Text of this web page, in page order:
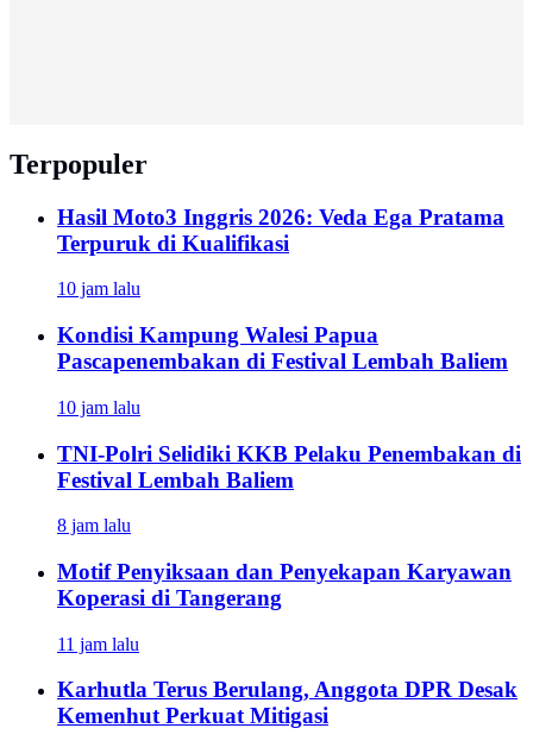
Terpopuler
Hasil Moto3 Inggris 2026: Veda Ega Pratama
Terpuruk di Kualifikasi
10 jam lalu
Kondisi Kampung Walesi Papua
Pascapenembakan di Festival Lembah Baliem
10 jam lalu
TNI-Polri Selidiki KKB Pelaku Penembakan di
Festival Lembah Baliem
8 jam lalu
Motif Penyiksaan dan Penyekapan Karyawan
Koperasi di Tangerang
11 jam lalu
Karhutla Terus Berulang, Anggota DPR Desak
Kemenhut Perkuat Mitigasi